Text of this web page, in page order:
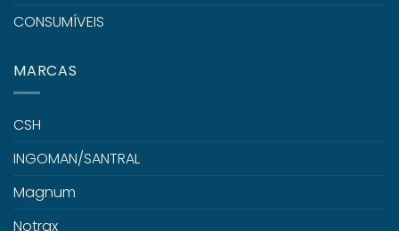
CONSUMÍVEIS
MARCAS
CSH
INGOMAN/SANTRAL
Magnum
Notrax